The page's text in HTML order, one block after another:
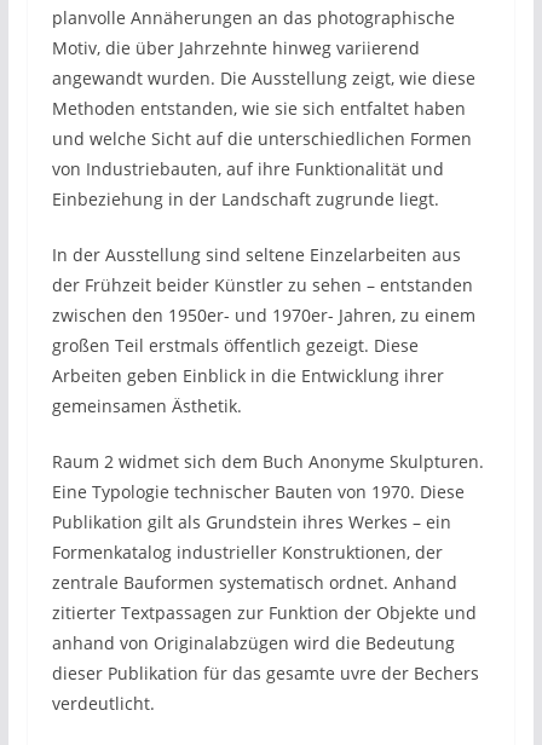
planvolle Annäherungen an das photographische
Motiv, die über Jahrzehnte hinweg variierend
angewandt wurden. Die Ausstellung zeigt, wie diese
Methoden entstanden, wie sie sich entfaltet haben
und welche Sicht auf die unterschiedlichen Formen
von Industriebauten, auf ihre Funktionalität und
Einbeziehung in der Landschaft zugrunde liegt.
In der Ausstellung sind seltene Einzelarbeiten aus
der Frühzeit beider Künstler zu sehen – entstanden
zwischen den 1950er- und 1970er- Jahren, zu einem
großen Teil erstmals öffentlich gezeigt. Diese
Arbeiten geben Einblick in die Entwicklung ihrer
gemeinsamen Ästhetik.
Raum 2 widmet sich dem Buch Anonyme Skulpturen.
Eine Typologie technischer Bauten von 1970. Diese
Publikation gilt als Grundstein ihres Werkes – ein
Formenkatalog industrieller Konstruktionen, der
zentrale Bauformen systematisch ordnet. Anhand
zitierter Textpassagen zur Funktion der Objekte und
anhand von Originalabzügen wird die Bedeutung
dieser Publikation für das gesamte uvre der Bechers
verdeutlicht.